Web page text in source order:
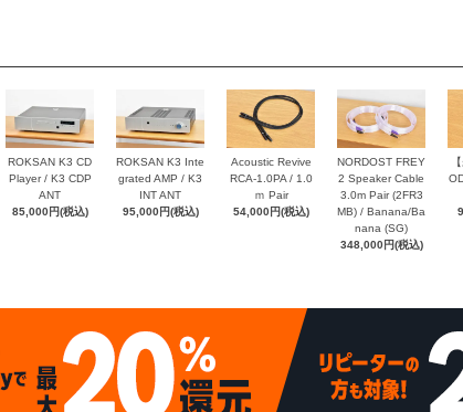
ROKSAN K3 CD
Player / K3 CDP
ANT
85,000円(税込)
ROKSAN K3 Inte
grated AMP / K3
INT ANT
95,000円(税込)
Acoustic Revive
RCA-1.0PA / 1.0
ｍ Pair
54,000円(税込)
NORDOST FREY
2 Speaker Cable
3.0m Pair (2FR3
MB) / Banana/Ba
nana (SG)
348,000円(税込)